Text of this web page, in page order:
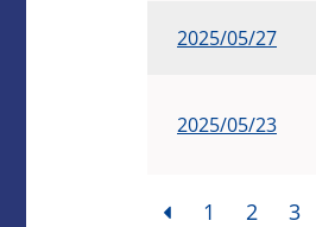
2025/05/27
2025/05/23
1 2 3